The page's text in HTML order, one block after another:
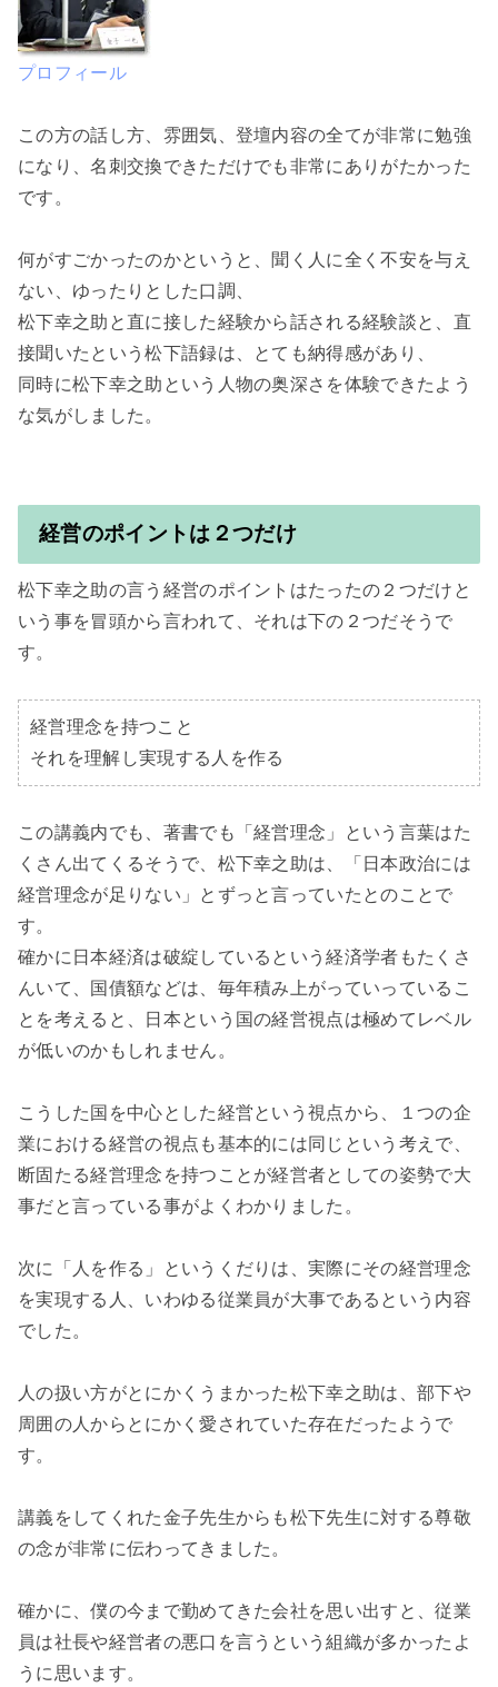
プロフィール
この方の話し方、雰囲気、登壇内容の全てが非常に勉強
になり、名刺交換できただけでも非常にありがたかった
です。
何がすごかったのかというと、聞く人に全く不安を与え
ない、ゆったりとした口調、
松下幸之助と直に接した経験から話される経験談と、直
接聞いたという松下語録は、とても納得感があり、
同時に松下幸之助という人物の奥深さを体験できたよう
な気がしました。
経営のポイントは２つだけ
松下幸之助の言う経営のポイントはたったの２つだけと
いう事を冒頭から言われて、それは下の２つだそうで
す。
経営理念を持つこと
それを理解し実現する人を作る
この講義内でも、著書でも「経営理念」という言葉はた
くさん出てくるそうで、松下幸之助は、「日本政治には
経営理念が足りない」とずっと言っていたとのことで
す。
確かに日本経済は破綻しているという経済学者もたくさ
んいて、国債額などは、毎年積み上がっていっているこ
とを考えると、日本という国の経営視点は極めてレベル
が低いのかもしれません。
こうした国を中心とした経営という視点から、１つの企
業における経営の視点も基本的には同じという考えで、
断固たる経営理念を持つことが経営者としての姿勢で大
事だと言っている事がよくわかりました。
次に「人を作る」というくだりは、実際にその経営理念
を実現する人、いわゆる従業員が大事であるという内容
でした。
人の扱い方がとにかくうまかった松下幸之助は、部下や
周囲の人からとにかく愛されていた存在だったようで
す。
講義をしてくれた金子先生からも松下先生に対する尊敬
の念が非常に伝わってきました。
確かに、僕の今まで勤めてきた会社を思い出すと、従業
員は社長や経営者の悪口を言うという組織が多かったよ
うに思います。